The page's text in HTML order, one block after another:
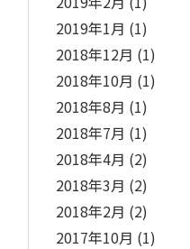
2019年1月 (1)
2018年12月 (1)
2018年10月 (1)
2018年8月 (1)
2018年7月 (1)
2018年4月 (2)
2018年3月 (2)
2018年2月 (2)
2017年10月 (1)